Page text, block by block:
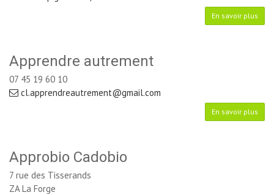
En savoir plus
Apprendre autrement
07 45 19 60 10
cl.apprendreautrement@gmail.com
En savoir plus
Approbio Cadobio
7 rue des Tisserands
ZA La Forge